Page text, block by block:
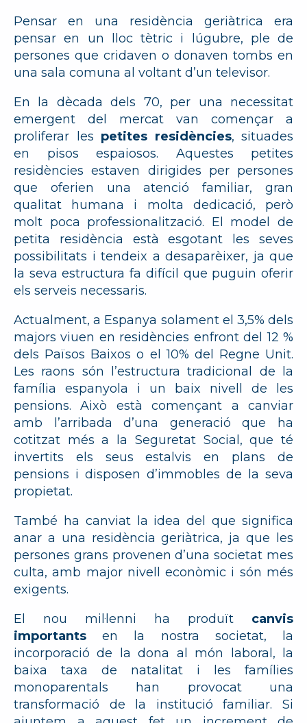
Pensar en una residència geriàtrica era
pensar en un lloc tètric i lúgubre, ple de
persones que cridaven o donaven tombs en
una sala comuna al voltant d’un televisor.
En la dècada dels 70, per una necessitat
emergent del mercat van començar a
proliferar les petites residències, situades
en pisos espaiosos. Aquestes petites
residències estaven dirigides per persones
que oferien una atenció familiar, gran
qualitat humana i molta dedicació, però
molt poca professionalització. El model de
petita residència està esgotant les seves
possibilitats i tendeix a desaparèixer, ja que
la seva estructura fa difícil que puguin oferir
els serveis necessaris.
Actualment, a Espanya solament el 3,5% dels
majors viuen en residències enfront del 12 %
dels Països Baixos o el 10% del Regne Unit.
Les raons són l’estructura tradicional de la
família espanyola i un baix nivell de les
pensions. Això està començant a canviar
amb l’arribada d’una generació que ha
cotitzat més a la Seguretat Social, que té
invertits els seus estalvis en plans de
pensions i disposen d’immobles de la seva
propietat.
També ha canviat la idea del que significa
anar a una residència geriàtrica, ja que les
persones grans provenen d’una societat mes
culta, amb major nivell econòmic i són més
exigents.
El nou mil·lenni ha produït canvis
importants en la nostra societat, la
incorporació de la dona al món laboral, la
baixa taxa de natalitat i les famílies
monoparentals han provocat una
transformació de la institució familiar. Si